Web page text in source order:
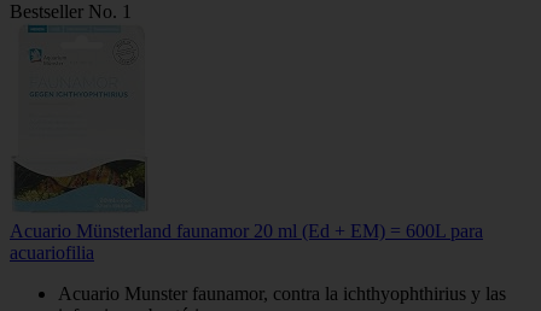
Bestseller No. 1
Acuario Münsterland faunamor 20 ml (Ed + EM) = 600L para
acuariofilia
Acuario Munster faunamor, contra la ichthyophthirius y las